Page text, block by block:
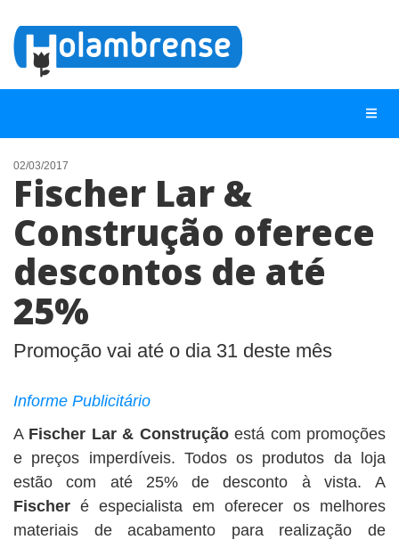
NOTÍCIAS
LISTA DIGITAL
TELEFONES ÚTEIS
ANUNCIE
02/03/2017
Fischer Lar &
Construção oferece
descontos de até
25%
Promoção vai até o dia 31 deste mês
Informe Publicitário
A Fischer Lar & Construçãoestá com promoções
e preços imperdíveis. Todos os produtos da loja
estão com até 25% de desconto à vista. A
Fischer é especialista em oferecer os melhores
materiais de acabamento para realização de